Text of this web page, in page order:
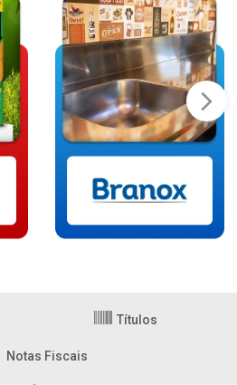
Títulos
Notas Fiscais